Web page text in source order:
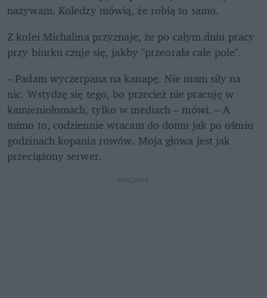
nazywam. Koledzy mówią, że robią to samo.
Z kolei Michalina przyznaje, że po całym dniu pracy
przy biurku czuje się, jakby "przeorała całe pole".
– Padam wyczerpana na kanapę. Nie mam siły na
nic. Wstydzę się tego, bo przecież nie pracuję w
kamieniołomach, tylko w mediach – mówi. – A
mimo to, codziennie wracam do domu jak po ośmiu
godzinach kopania rowów. Moja głowa jest jak
przeciążony serwer.
REKLAMA